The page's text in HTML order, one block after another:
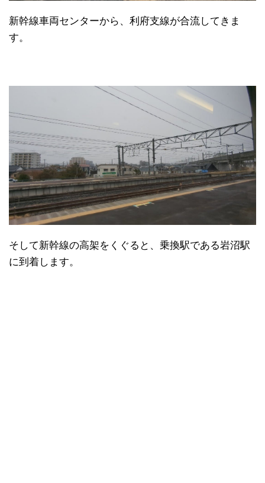
新幹線車両センターから、利府支線が合流してきま
す。
そして新幹線の高架をくぐると、乗換駅である岩沼駅
に到着します。